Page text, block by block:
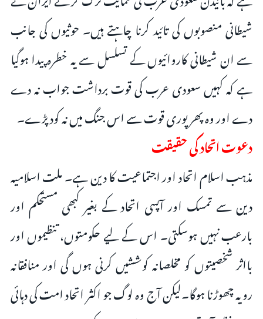
شیطانی منصوبوں کی تائید کرنا چاہتے ہیں۔ حوثیوں کی جانب
سے ان شیطانی کاروائیوں کے تسلسل سے یہ خطرہ پیدا ہوگیا
ہے کہ کہیں سعودی عرب کی قوت برداشت جواب نہ دے
دے اور وہ پھر پوری قوت سے اس جنگ میں نہ کود پڑے۔
دعوت اتحاد کی حقیقت
مذہب اسلام اتحاد اور اجتماعیت کا دین ہے۔ ملت اسلامیہ
دین سے تمسک اور آپسی اتحاد کے بغیر کبھی مستحکم اور
بارعب نہیں ہوسکتی۔ اس کے لیے حکومتوں، تنظیموں اور
بااثر شخصیتوں کو مخلصانہ کوششیں کرنی ہوں گی اور منافقانہ
رویہ چھوڑنا ہوگا۔لیکن آج وہ لوگ جو اکثر اتحاد امت کی دہائی